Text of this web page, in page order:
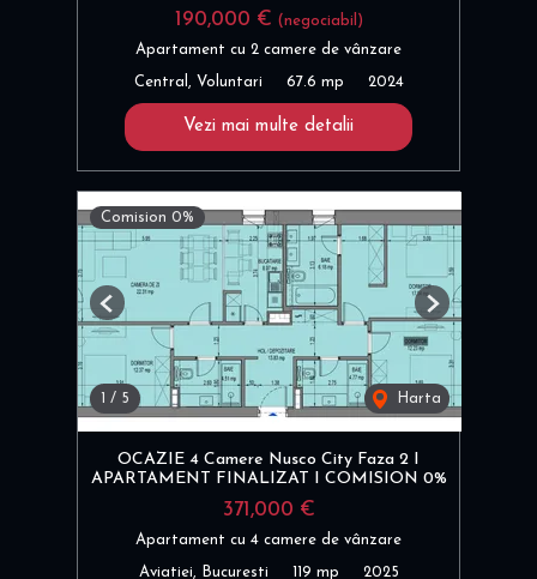
190,000 € (negociabil)
Apartament cu 2 camere de vânzare
Central, Voluntari 67.6 mp 2024
Vezi mai multe detalii
Comision 0%
/ 5 Harta
Previous Next
OCAZIE 4 Camere Nusco City Faza 2 I
APARTAMENT FINALIZAT I COMISION 0%
371,000 €
Apartament cu 4 camere de vânzare
Aviatiei, Bucuresti 119 mp 2025